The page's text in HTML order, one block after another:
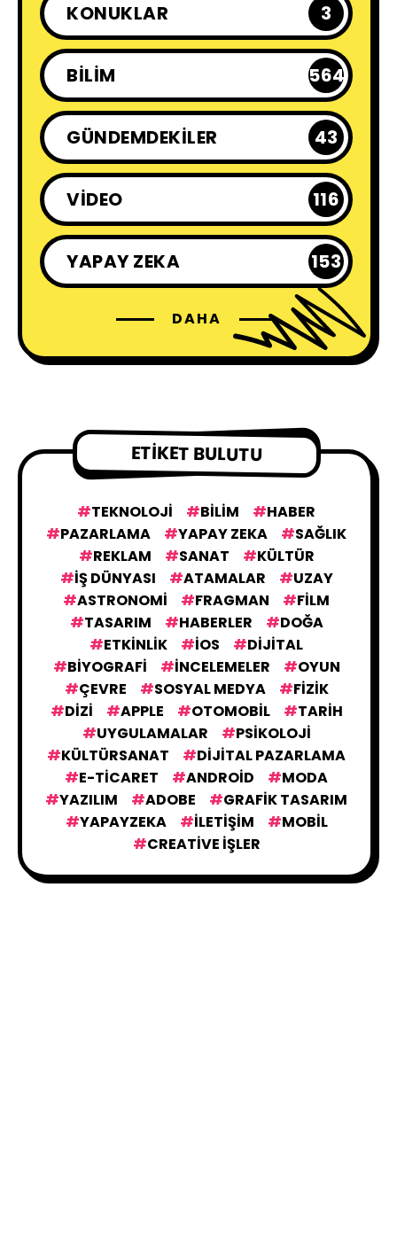
KONUKLAR 3
BILIM 564
GÜNDEMDEKILER 43
VIDEO 116
YAPAY ZEKA 153
DAHA
ETIKET BULUTU
TEKNOLOJI BILIM
HABER
PAZARLAMA
YAPAY ZEKA
SAĞLIK
REKLAM
SANAT
KÜLTÜR
IŞ DÜNYASI
ATAMALAR
UZAY
ASTRONOMI
FRAGMAN
FILM
TASARIM
HABERLER
DOĞA
ETKINLIK
IOS
DIJITAL
BIYOGRAFI
İNCELEMELER
OYUN
ÇEVRE
SOSYAL MEDYA
FIZIK
DIZI
APPLE OTOMOBIL
TARIH
UYGULAMALAR
PSIKOLOJI
KÜLTÜRSANAT
DIJITAL PAZARLAMA
E-TICARET
ANDROID
MODA
YAZILIM
ADOBE
GRAFIK TASARIM
YAPAYZEKA
İLETIŞIM
MOBIL
CREATIVE İŞLER